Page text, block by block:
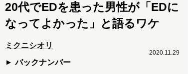
20代でEDを患った男性が「EDに
なってよかった」と語るワケ
ミクニシオリ
バックナンバー
2020.11.29